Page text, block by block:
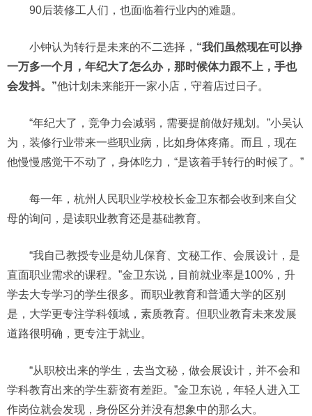
90后装修工人们，也面临着行业内的难题。
小钟认为转行是未来的不二选择， “我们虽然现在可以挣
一万多一个月，年纪大了怎么办，那时候体力跟不上，手也
会发抖。”他计划未来能开一家小店，守着店过日子。
“年纪大了，竞争力会减弱，需要提前做好规划。”小吴认
为，装修行业带来一些职业病，比如身体疼痛。而且，现在
他慢慢感觉干不动了，身体吃力，“是该着手转行的时候了。”
每一年，杭州人民职业学校校长金卫东都会收到来自父
母的询问，是读职业教育还是基础教育。
“我自己教授专业是幼儿保育、文秘工作、会展设计，是
直面职业需求的课程。”金卫东说，目前就业率是100%，升
学去大专学习的学生很多。而职业教育和普通大学的区别
是，大学更专注学科领域，素质教育。但职业教育未来发展
道路很明确，更专注于就业。
“从职校出来的学生，去当文秘，做会展设计，并不会和
学科教育出来的学生薪资有差距。”金卫东说，年轻人进入工
作岗位就会发现，身份区分并没有想象中的那么大。